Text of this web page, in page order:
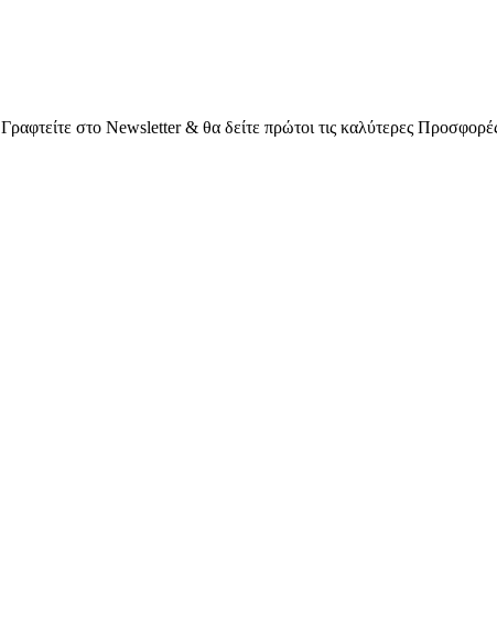
Γραφτείτε στο Νewsletter & θα δείτε πρώτοι τις καλύτερες